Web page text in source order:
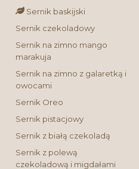
Sernik baskijski
Sernik czekoladowy
Sernik na zimno mango
marakuja
Sernik na zimno z galaretką i
owocami
Sernik Oreo
Sernik pistacjowy
Sernik z białą czekoladą
Sernik z polewą
czekoladową i migdałami